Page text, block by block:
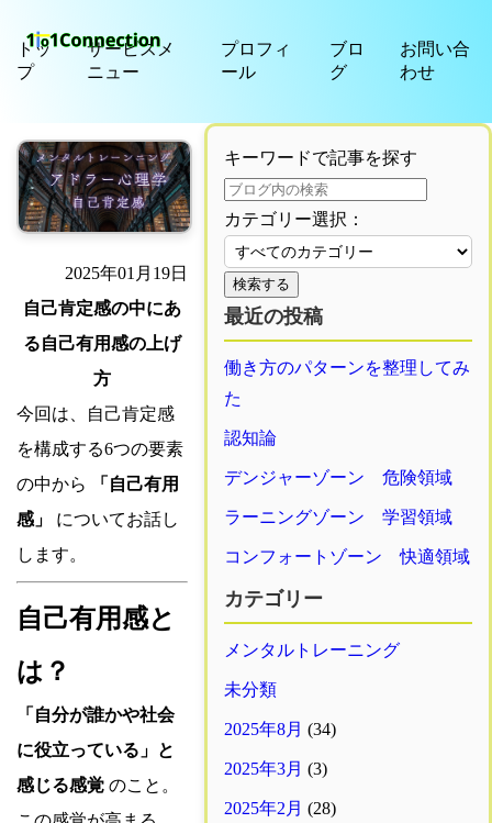
トッ
プ
サービスメ
ニュー
プロフィ
ール
ブロ
グ
お問い合
わせ
2025年01月19日
自己肯定感の中にあ
る自己有用感の上げ
方
今回は、自己肯定感
を構成する6つの要素
の中から
「自己有用
感」
についてお話し
します。
自己有用感と
は？
「自分が誰かや社会
に役立っている」と
感じる感覚 のこと。
キーワードで記事を探す
カテゴリー選択：
検索する
最近の投稿
働き方のパターンを整理してみ
た
認知論
デンジャーゾーン 危険領域
ラーニングゾーン 学習領域
コンフォートゾーン 快適領域
カテゴリー
メンタルトレーニング
未分類
2025年8月 (34)
2025年3月 (3)
2025年2月 (28)